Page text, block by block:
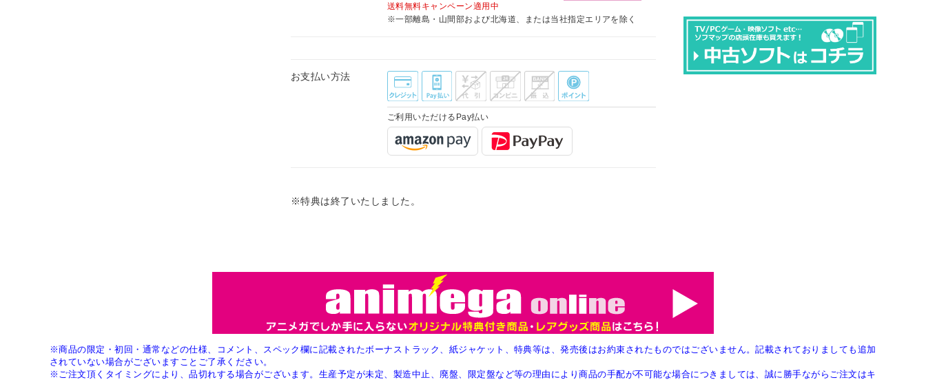
送料無料キャンペーン適用中
※一部離島・山間部および北海道、または当社指定エリアを除く
お支払い方法
ご利用いただけるPay払い
※特典は終了いたしました。
※商品の限定・初回・通常などの仕様、コメント、スペック欄に記載されたボーナストラック、紙ジャケット、特典等は、発売後はお約束されたものではございません。記載されておりましても追加
されていない場合がございますことご了承ください。
※ご注文頂くタイミングにより、品切れする場合がございます。生産予定が未定、製造中止、廃盤、限定盤など等の理由により商品の手配が不可能な場合につきましては、誠に勝手ながらご注文はキ